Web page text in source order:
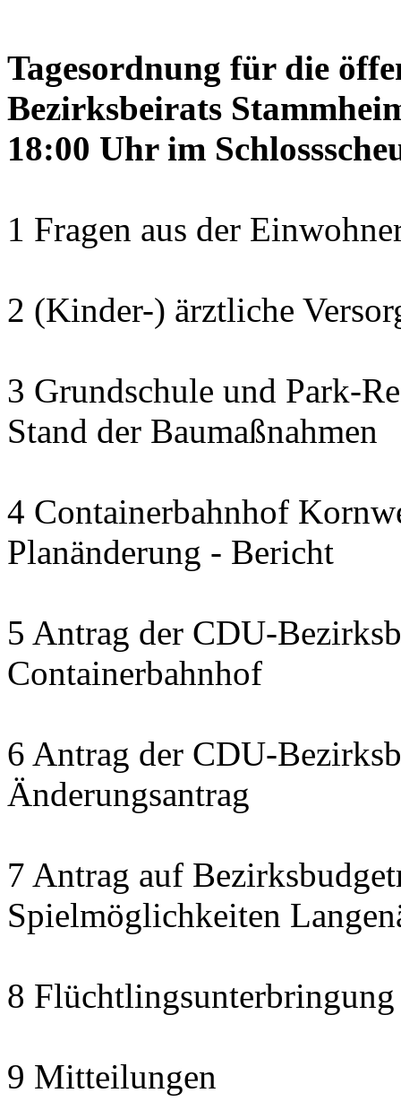
Tagesordnung für die
Bezirksbeirats
18:00 Uhr im
1 Fragen aus der
2 (Kinder-) ärztliche
3 Grundschule und Park-
Stand der Baumaßnahmen
4 Containerbahnhof
Planänderung - Bericht
5 Antrag der CDU-
Containerbahnhof
6 Antrag der CDU-
Änderungsantrag
7 Antrag auf
Spielmöglichkeiten
8
9 Mitteilungen